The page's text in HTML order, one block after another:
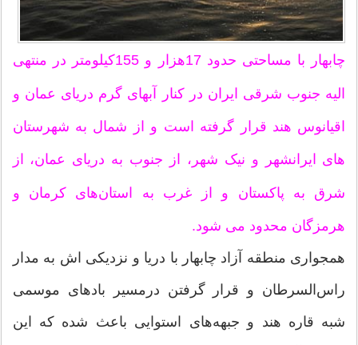
چابهار با مساحتی حدود 17هزار و 155کیلومتر در منتهی
الیه جنوب شرقی ایران در کنار آبهای گرم دریای عمان و
اقیانوس هند قرار گرفته است و از شمال به شهرستان
های ایرانشهر و نیک شهر، از جنوب به دریای عمان، از
شرق به پاکستان و از غرب به استان‌های کرمان و
هرمزگان محدود می شود.
همجواری منطقه آزاد چابهار با دریا و نزدیکی اش به مدار
راس‌السرطان و قرار گرفتن درمسیر بادهای موسمی
شبه قاره هند و جبهه‌های استوایی باعث شده که این